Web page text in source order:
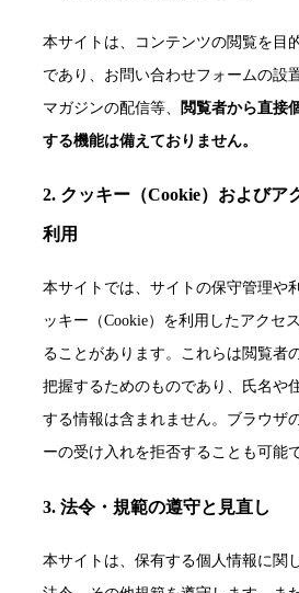
本サイトは、コンテンツの閲覧を目
であり、お問い合わせフォームの設
マガジンの配信等、
閲覧者から直接
する機能は備えておりません。
2. クッキー（Cookie）およびア
利用
本サイトでは、サイトの保守管理や
ッキー（Cookie）を利用したアクセ
ることがあります。これらは閲覧者
把握するためのものであり、氏名や
する情報は含まれません。ブラウザ
ーの受け入れを拒否することも可能
3. 法令・規範の遵守と見直し
本サイトは、保有する個人情報に関